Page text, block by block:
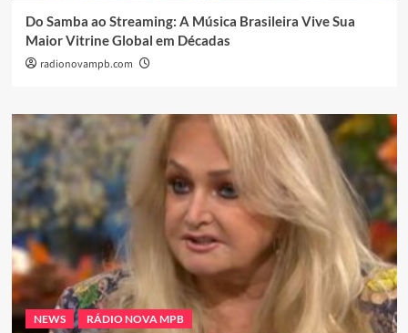
Do Samba ao Streaming: A Música Brasileira Vive Sua
Maior Vitrine Global em Décadas
radionovampb.com
NEWS RÁDIO NOVA MPB